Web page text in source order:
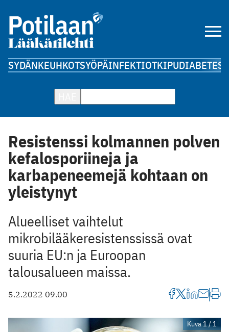
SYDÄNKEUHKOTSYÖPÄINFEKTIOTKIPUDIABETES
Resistenssi kolmannen polven
kefalosporiineja ja
karbapeneemejä kohtaan on
yleistynyt
Alueelliset vaihtelut
mikrobilääkeresistenssissä ovat
suuria EU:n ja Euroopan
talousalueen maissa.
5.2.2022 09.00
Kuva 1 / 1